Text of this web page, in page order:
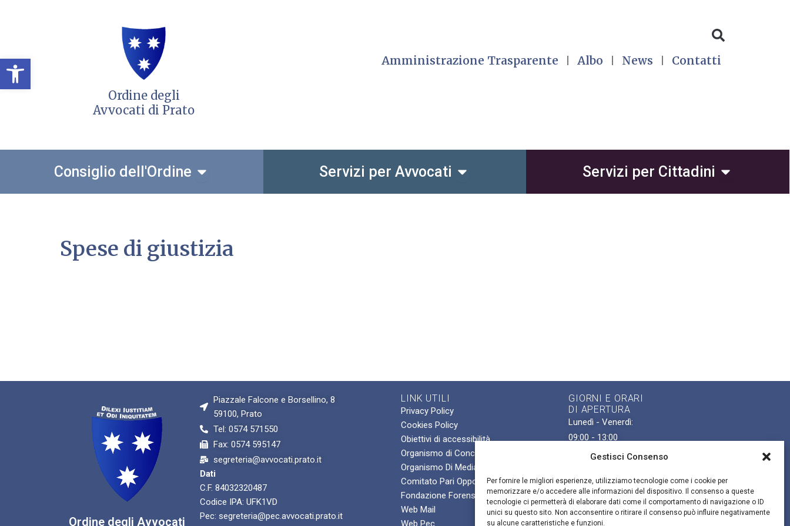
Open toolbar
Gestisci Consenso
Per fornire le migliori esperienze, utilizziamo tecnologie come i cookie per
memorizzare e/o accedere alle informazioni del dispositivo. Il consenso a queste
tecnologie ci permetterà di elaborare dati come il comportamento di navigazione o ID
unici su questo sito. Non acconsentire o ritirare il consenso può influire negativamente
su alcune caratteristiche e funzioni.
Ordine degli
Avvocati di Prato
Amministrazione Trasparente Albo News Contatti
Consiglio dell'Ordine Open Consiglio dell'OrdineServizi per Avvocati Open Servizi per AvvocatiServizi per Cittadini Open
Spese di giustizia
Ordine degli Avvocati
Piazzale Falcone e Borsellino, 8
59100, Prato
Tel: 0574 571550
Fax: 0574 595147
segreteria@avvocati.prato.it
Dati
C.F. 84032320487
Codice IPA: UFK1VD
Pec: segreteria@pec.avvocati.prato.it
LINK UTILI
Privacy Policy
Cookies Policy
Obiettivi di accessibilità
Organismo di Conciliazione Forense
Organismo Di Mediazione Familiare
Comitato Pari Opportunità
Fondazione Forense
Web Mail
Web Pec
GIORNI E ORARI
DI APERTURA
Lunedì - Venerdì:
09:00 - 13:00